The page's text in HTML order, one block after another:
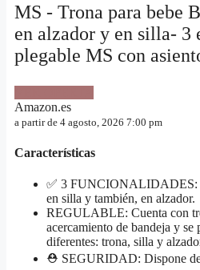
MS - Trona para bebe
en alzador y en silla- 3
plegable MS con
Amazon.es
a partir de 4 agosto, 2026 7:00 pm
Características
✅ 3 FUNCIONALIDADES:
en silla y también, en alzador.
REGULABLE: Cuenta con
acercamiento de bandeja y se
diferentes: trona, silla y
⛑️ SEGURIDAD: Dispone de